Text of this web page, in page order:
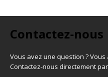
Contactez-nous
Vous avez une question ?
Contactez-nous directement